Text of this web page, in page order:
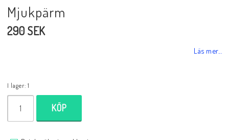
Schackfilmer
Ladda ner
Övrigt
Mjukpärm
290 SEK
Läs mer...
I lager: 1
KÖP